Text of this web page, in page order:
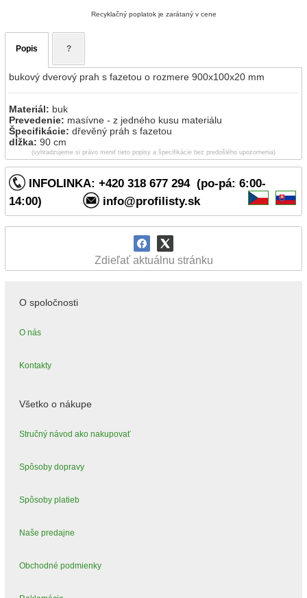
INFOLINKA: +420 318 677 294 (po-pá: 6:00-
14:00)
info@profilisty.sk
Zdieľať aktuálnu stránku
Recyklačný poplatok je zarátaný v cene
Popis ?
bukový dverový prah s fazetou o rozmere 900x100x20 mm
Materiál: buk
Prevedenie: masívne - z jedného kusu materiálu
Špecifikácie: dřevěný práh s fazetou
dĺžka: 90 cm
(vyhradzujeme si právo meniť tieto popisy a špecifikácie bez predošlého upozornenia)
O spoločnosti
O nás
Kontakty
Všetko o nákupe
Stručný návod ako nakupovať
Spôsoby dopravy
Spôsoby platieb
Naše predajne
Obchodné podmienky